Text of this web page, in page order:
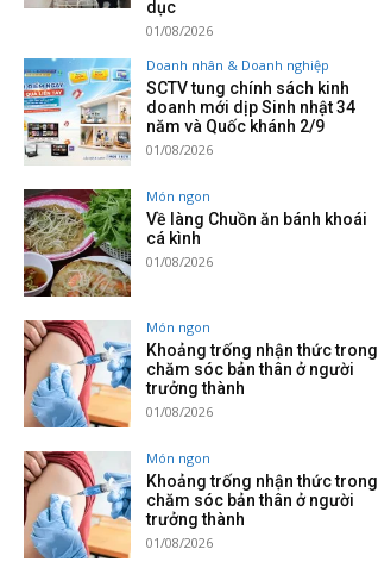
dục
01/08/2026
Doanh nhân & Doanh nghiệp
SCTV tung chính sách kinh
doanh mới dịp Sinh nhật 34
năm và Quốc khánh 2/9
01/08/2026
Món ngon
Về làng Chuồn ăn bánh khoái
cá kình
01/08/2026
Món ngon
Khoảng trống nhận thức trong
chăm sóc bản thân ở người
trưởng thành
01/08/2026
Món ngon
Khoảng trống nhận thức trong
chăm sóc bản thân ở người
trưởng thành
01/08/2026